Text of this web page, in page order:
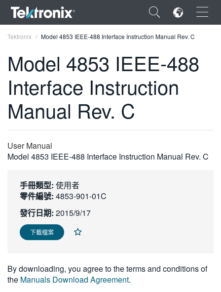
×
ENGLISH
FRANÇAIS
VIỆT NAM
日本語
한국어
繁體中文
Tektronix Model 4853 IEEE-488 Interface Instruction Manual Rev. C
Model 4853 IEEE-488
Interface Instruction
Manual Rev. C
User Manual
Model 4853 IEEE-488 Interface Instruction Manual Rev. C
手冊類型: 使用者
零件編號: 4853-901-01C
發行日期: 2015/9/17
下載檔案
By downloading, you agree to the terms and conditions of
the Manuals Download Agreement.